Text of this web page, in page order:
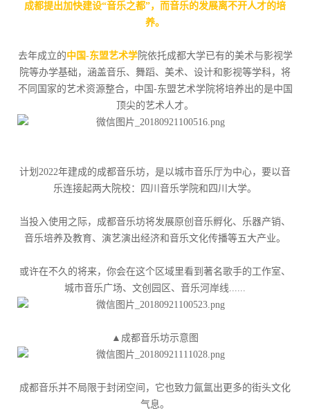
成都提出加快建设“音乐之都”，而音乐的发展离不开人才的培
养。
去年成立的中国-东盟艺术学院依托成都大学已有的美术与影视学
院等办学基础，涵盖音乐、舞蹈、美术、设计和影视等学科，将
不同国家的艺术资源整合，中国-东盟艺术学院将培养出的是中国
顶尖的艺术人才。
计划2022年建成的成都音乐坊，是以城市音乐厅为中心，要以音
乐连接起两大院校：四川音乐学院和四川大学。
当投入使用之际，成都音乐坊将发展原创音乐孵化、乐器产销、
音乐培养及教育、演艺演出经济和音乐文化传播等五大产业。
或许在不久的将来，你会在这个区域里看到著名歌手的工作室、
城市音乐广场、文创园区、音乐河岸线......
▲成都音乐坊示意图
成都音乐并不局限于封闭空间，它也致力氤氲出更多的街头文化
气息。